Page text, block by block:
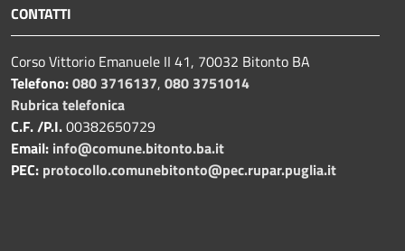
CONTATTI
Corso Vittorio Emanuele II 41, 70032 Bitonto BA
Telefono:080 3716137, 080 3751014
Rubrica telefonica
C.F. /P.I.00382650729
Email: info@comune.bitonto.ba.it
PEC: protocollo.comunebitonto@pec.rupar.puglia.it